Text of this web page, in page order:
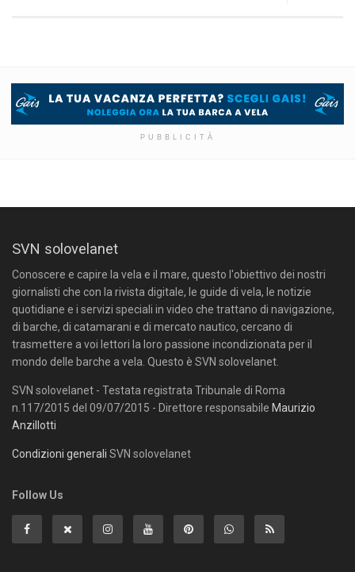
PUBBLICITÀ
SVN solovelanet
Conoscere e capire la vela e il mare, questo l'obiettivo dei nostri
giornalisti che con la rivista digitale, le guide di vela, le notizie
quotidiane e i servizi speciali in video che trattano di navigazione,
di barche, di catamarani e di mercato nautico, cercano di
trasmettere a voi lettori la loro passione incondizionata per il
mondo delle barche a vela. Questo è SVN solovelanet.
SVN solovelanet - Testata registrata Tribunale di Roma
n.117/2015 del 09/07/2015 - Direttore responsabile Maurizio
Anzillotti
Condizioni generali SVN solovelanet
Follow Us